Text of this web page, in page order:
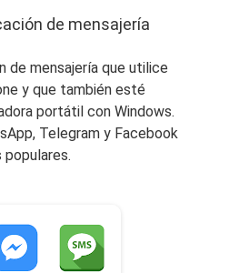
de mensajería
de mensajería que utilice
y que también esté
portátil con Windows.
Telegram y Facebook